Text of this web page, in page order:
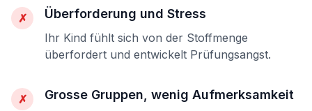
✗ Überforderung und Stress
Ihr Kind fühlt sich von der Stoffmenge
überfordert und entwickelt Prüfungsangst.
✗ Grosse Gruppen, wenig Aufmerksamkeit